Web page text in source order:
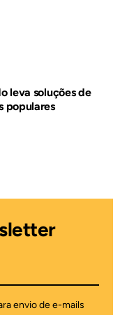
leva soluções de
populares
envio de e-mails